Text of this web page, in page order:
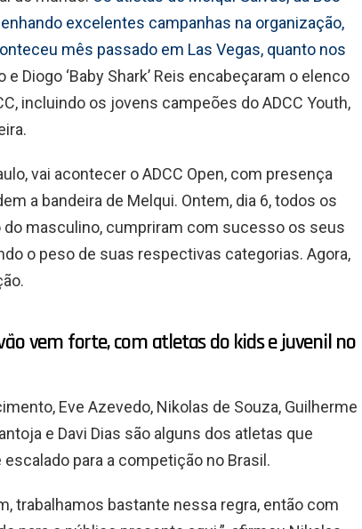
excelentes campanhas na organização,
mês passado em Las Vegas, quanto nos
e Diogo ‘Baby Shark’ Reis encabeçaram o elenco
incluindo os jovens campeões do ADCC Youth,
vai acontecer o ADCC Open, com presença
a bandeira de Melqui. Ontem, dia 6, todos os
masculino, cumpriram com sucesso os seus
o peso de suas respectivas categorias. Agora,
vem forte, com atletas do kids e juvenil no
Eve Azevedo, Nikolas de Souza, Guilherme
e Davi Dias são alguns dos atletas que
para a competição no Brasil.
trabalhamos bastante nessa regra, então com